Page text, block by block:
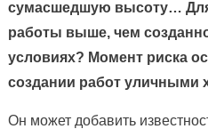
сумасшедшую высоту… Для
работы выше, чем
условиях? Момент риска
создании работ уличными
Он может добавить